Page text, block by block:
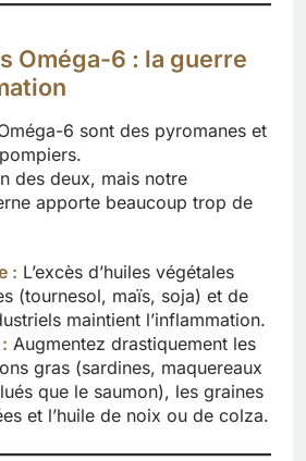
Oméga-6 : la guerre
6 sont des pyromanes et
des deux, mais notre
apporte beaucoup trop de
: L’excès d’huiles végétales
(tournesol, maïs, soja) et de
maintient l’inflammation.
Augmentez drastiquement les
gras (sardines, maquereaux
que le saumon), les graines
et l’huile de noix ou de colza.